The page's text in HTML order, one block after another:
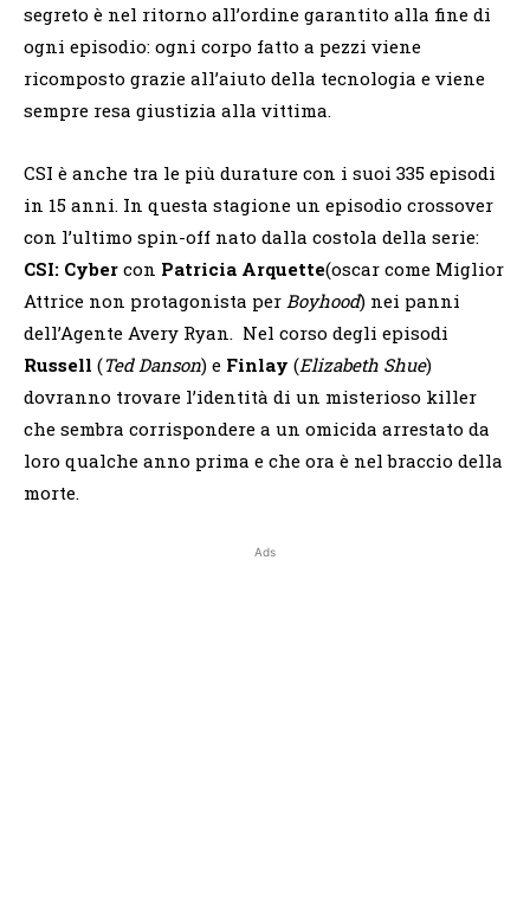
segreto è nel ritorno all’ordine garantito alla fine di
ogni episodio: ogni corpo fatto a pezzi viene
ricomposto grazie all’aiuto della tecnologia e viene
sempre resa giustizia alla vittima.
CSI è anche tra le più durature con i suoi 335 episodi
in 15 anni. In questa stagione un episodio crossover
con l’ultimo spin-off nato dalla costola della serie:
CSI: Cyber con Patricia Arquette(oscar come Miglior
Attrice non protagonista per Boyhood) nei panni
dell’Agente Avery Ryan. Nel corso degli episodi
Russell (Ted Danson) e Finlay (Elizabeth Shue)
dovranno trovare l’identità di un misterioso killer
che sembra corrispondere a un omicida arrestato da
loro qualche anno prima e che ora è nel braccio della
morte.
Ads